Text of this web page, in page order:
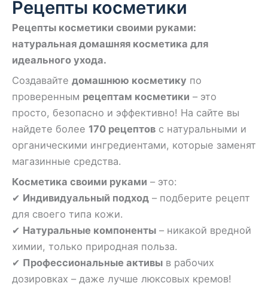
Рецепты косметики
Рецепты косметики своими руками:
натуральная домашняя косметика для
идеального ухода.
Создавайте домашнюю косметику по
проверенным рецептам косметики – это
просто, безопасно и эффективно! На сайте вы
найдете более 170 рецептов с натуральными и
органическими ингредиентами, которые заменят
магазинные средства.
Косметика своими руками – это:
✔ Индивидуальный подход – подберите рецепт
для своего типа кожи.
✔ Натуральные компоненты – никакой вредной
химии, только природная польза.
✔ Профессиональные активы в рабочих
дозировках – даже лучше люксовых кремов!